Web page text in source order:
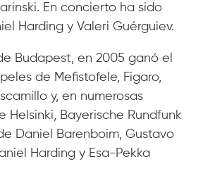
En concierto ha sido
Harding y Valeri Guérguiev.
Budapest, en 2005 ganó el
de Mefistofele, Figaro,
y, en numerosas
Helsinki, Bayerische Rundfunk
Daniel Barenboim, Gustavo
Harding y Esa-Pekka